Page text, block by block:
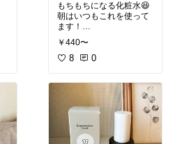
もちもちになる化粧水😆
朝はいつもこれを使って
ます！
#オリジナル写真
物メモ #保湿重視
￥440〜
8 0